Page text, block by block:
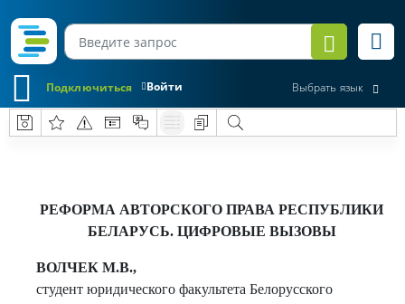
Войти
Подключиться Выбрать язык
РЕФОРМА АВТОРСКОГО ПРАВА РЕСПУБЛИКИ
БЕЛАРУСЬ. ЦИФРОВЫЕ ВЫЗОВЫ
ВОЛЧЕК М.В.,
студент юридического факультета Белорусского